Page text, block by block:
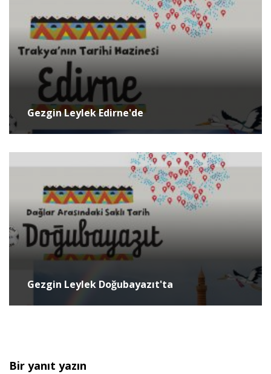
Gezgin Leylek Edirne'de
Gezgin Leylek Doğubayazıt'ta
Bir yanıt yazın